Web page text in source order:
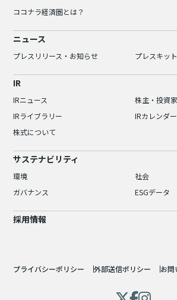
ココナラ経済圏とは？
ニュース
プレスリリース・お知らせ プレスキット
IR
IRニュース
株主・投資
IRライブラリー
IRカレンダー
株式について
サステナビリティ
環境
社会
ガバナンス
ESGデータ
採用情報
プライバシーポリシー 外部送信ポリシー お問